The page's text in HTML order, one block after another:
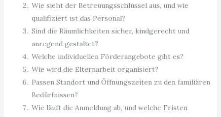
Wie sieht der Betreuungsschlüssel aus, und wie
qualifiziert ist das Personal?
Sind die Räumlichkeiten sicher, kindgerecht und
anregend gestaltet?
Welche individuellen Förderangebote gibt es?
Wie wird die Elternarbeit organisiert?
Passen Standort und Öffnungszeiten zu den familiären
Bedürfnissen?
Wie läuft die Anmeldung ab, und welche Fristen